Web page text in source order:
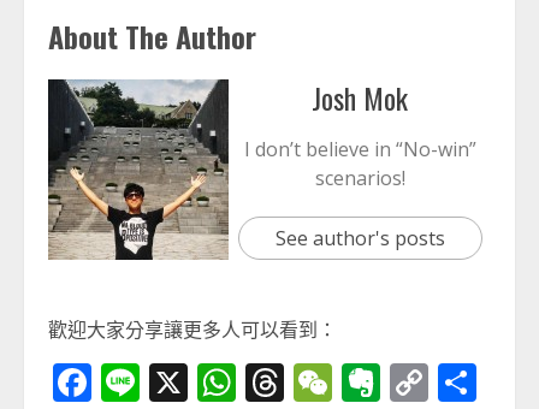
About The Author
Josh Mok
I don’t believe in “No-win”
scenarios!
See author's posts
歡迎大家分享讓更多人可以看到：
Facebook
Line
X WhatsApp
Threads
WeChat
Evernote
Copy